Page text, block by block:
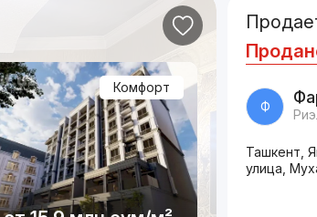
Комфорт
Ф
Ташкент,
улица,